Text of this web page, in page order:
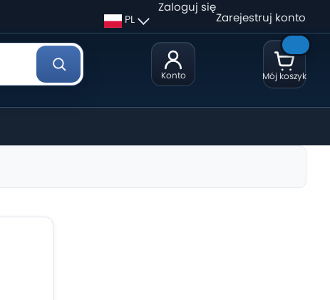
Konto
PL
Zaloguj się
Zarejestruj konto
Mój koszyk